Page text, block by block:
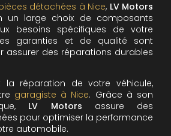
détachées à Nice, LV Motors
un large choix de composants
besoins spécifiques de votre
garanties et de qualité sont
assurer des réparations durables
la réparation de votre véhicule,
garagiste à Nice. Grâce à son
LV Motors assure des
pour optimiser la performance
automobile.